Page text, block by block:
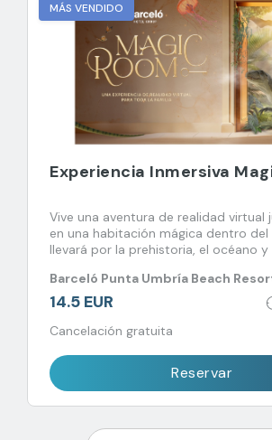
MÁS VENDIDO
Experiencia Inmersiva
Vive una aventura de realidad virtual
en una habitación mágica dentro
llevará por la prehistoria, el océano y
Barceló Punta Umbría Beach
14.5 EUR
Cancelación gratuita
Reservar